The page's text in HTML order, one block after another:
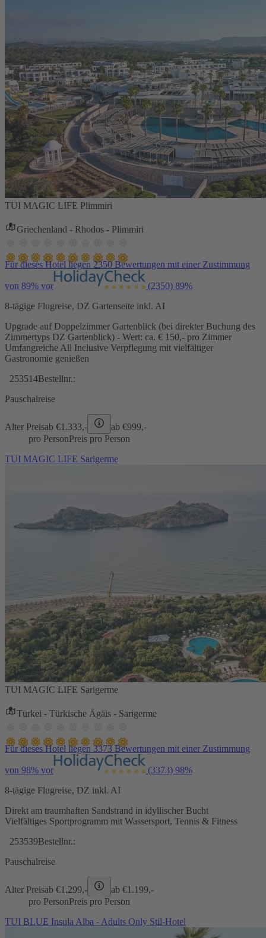
TUI MAGIC LIFE Plimmiri
Griechenland - Rhodos - Plimmiri
Für dieses Hotel liegen 2350 Bewertungen mit einer Zustimmung
von 89% vor (2350) 89%
8-tägige Flugreise, DZ Gartenseite inkl. AI
Upgrade auf Doppelzimmer Gartenblick (bei direkter Buchung des
Zimmertyps DZ Gartenblick) - Wert: ca. € 150,- pro Zimmer
Umfangreiche All Inclusive Verpflegung mit vielfältiger
Gastronomie genießen
253514Bestellnr.:
Pauschalreise
Alter Preisab €1.333,- ab €999,-
pro PersonPreis pro Person
TUI MAGIC LIFE Sarigerme
TUI MAGIC LIFE Sarigerme
Türkei - Türkische Ägäis - Sarigerme
Für dieses Hotel liegen 3373 Bewertungen mit einer Zustimmung
von 98% vor (3373) 98%
8-tägige Flugreise, DZ inkl. AI
Direkt am traumhaften Sandstrand in idyllischer Bucht
Vielfältiges Sportprogramm mit Wassersport, Tennis & Fitness
253539Bestellnr.:
Pauschalreise
Alter Preisab €1.299,- ab €1.199,-
pro PersonPreis pro Person
TUI BLUE Insula Alba - Adults Only Stil-Hotel